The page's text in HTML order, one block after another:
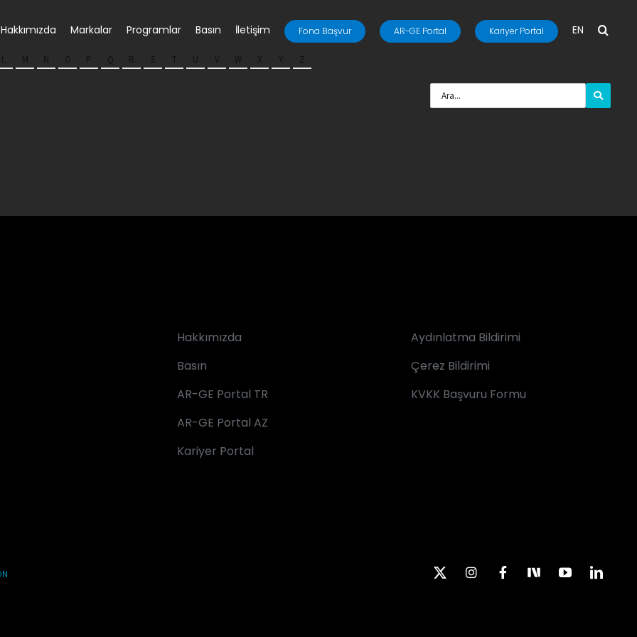
Hakkımızda Markalar Programlar Basın İletişim Fona Başvur AR-GE Portal Kariyer Portal EN
L M N O P Q R S T U V W X Y Z
Hakkımızda
Basın
AR-GE Portal TR
AR-GE Portal AZ
Kariyer Portal
Aydınlatma Bildirimi
Çerez Bildirimi
KVKK Başvuru Formu